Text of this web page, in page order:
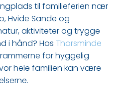
til familieferien nær
Hvide Sande og
aktiviteter og trygge
i hånd? Hos Thorsminde
for hyggelig
hele familien kan være